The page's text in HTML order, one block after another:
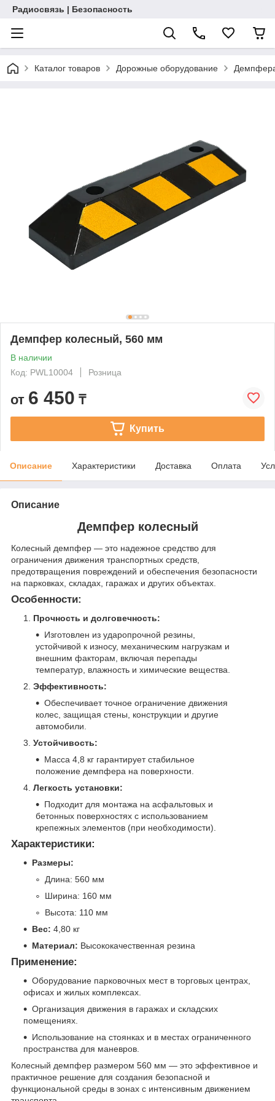
Радиосвязь | Безопасность
Каталог товаров Дорожные оборудование
Демпфер колесный, 560 мм
В наличии
Код: PWL10004
Розница
от 6 450 ₸
Купить
Описание Характеристики Доставка Оплата
Описание
Демпфер колесный
Колесный демпфер — это надежное средство для
ограничения движения транспортных средств,
предотвращения повреждений и обеспечения безопасности
на парковках, складах, гаражах и других объектах.
Особенности:
Прочность и долговечность:
Изготовлен из ударопрочной резины,
устойчивой к износу, механическим нагрузкам и
внешним факторам, включая перепады
температур, влажность и химические вещества.
Эффективность:
Обеспечивает точное ограничение движения
колес, защищая стены, конструкции и другие
автомобили.
Устойчивость:
Масса 4,8 кг гарантирует стабильное
положение демпфера на поверхности.
Легкость установки:
Подходит для монтажа на асфальтовых и
бетонных поверхностях с использованием
крепежных элементов (при необходимости).
Характеристики:
Размеры:
Длина: 560 мм
Ширина: 160 мм
Высота: 110 мм
Вес: 4,80 кг
Материал: Высококачественная резина
Применение:
Оборудование парковочных мест в торговых центрах,
офисах и жилых комплексах.
Организация движения в гаражах и складских
помещениях.
Использование на стоянках и в местах ограниченного
пространства для маневров.
Колесный демпфер размером 560 мм — это эффективное и
практичное решение для создания безопасной и
функциональной среды в зонах с интенсивным движением